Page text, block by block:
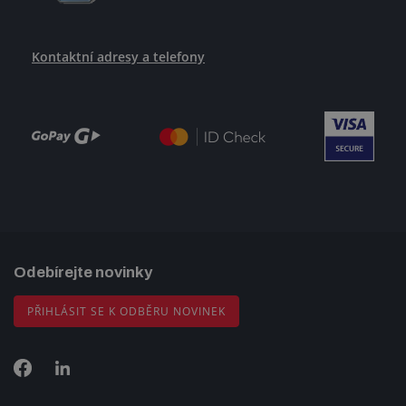
Kontaktní adresy a telefony
Odebírejte novinky
PŘIHLÁSIT SE K ODBĚRU NOVINEK